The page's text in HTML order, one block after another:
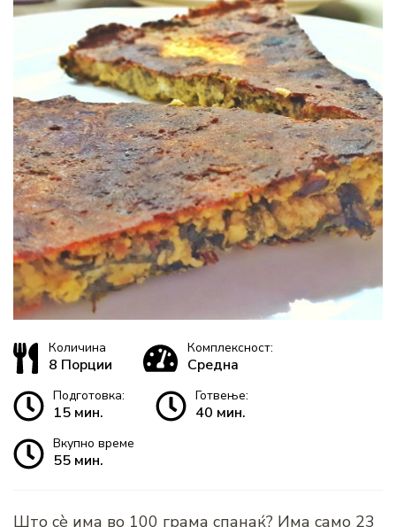
Количина
8 Порции
Комплексност:
Средна
Подготовка:
15 мин.
Готвење:
40 мин.
Вкупно време
55 мин.
Што сè има во 100 грама спанаќ? Има само 23